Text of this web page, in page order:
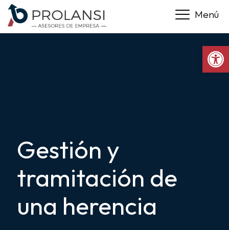
al
contenido
Menú
Gestión y
tramitación de
una herencia
Abrir